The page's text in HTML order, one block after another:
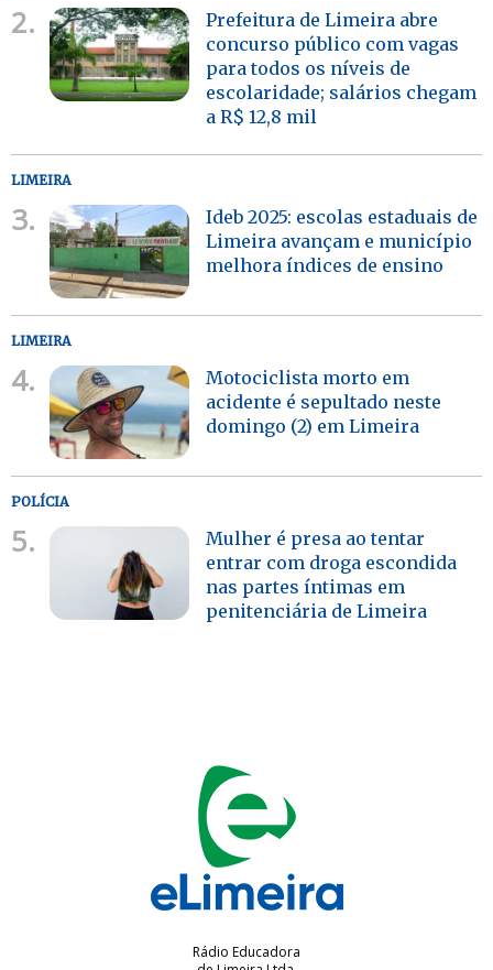
2.
Prefeitura de Limeira abre
concurso público com vagas
para todos os níveis de
escolaridade; salários chegam
a R$ 12,8 mil
LIMEIRA
3.
Ideb 2025: escolas estaduais de
Limeira avançam e município
melhora índices de ensino
LIMEIRA
4.
Motociclista morto em
acidente é sepultado neste
domingo (2) em Limeira
POLÍCIA
5.
Mulher é presa ao tentar
entrar com droga escondida
nas partes íntimas em
penitenciária de Limeira
Rádio Educadora